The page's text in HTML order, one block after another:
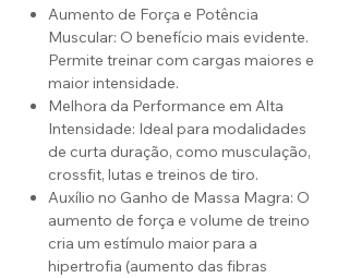
Aumento de Força e Potência
Muscular: O benefício mais evidente.
Permite treinar com cargas maiores e
maior intensidade.
Melhora da Performance em Alta
Intensidade: Ideal para modalidades
de curta duração, como musculação,
crossfit, lutas e treinos de tiro.
Auxílio no Ganho de Massa Magra: O
aumento de força e volume de treino
cria um estímulo maior para a
hipertrofia (aumento das fibras